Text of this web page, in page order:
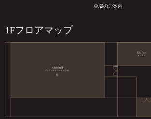
会場のご案内
1Fフロアマップ